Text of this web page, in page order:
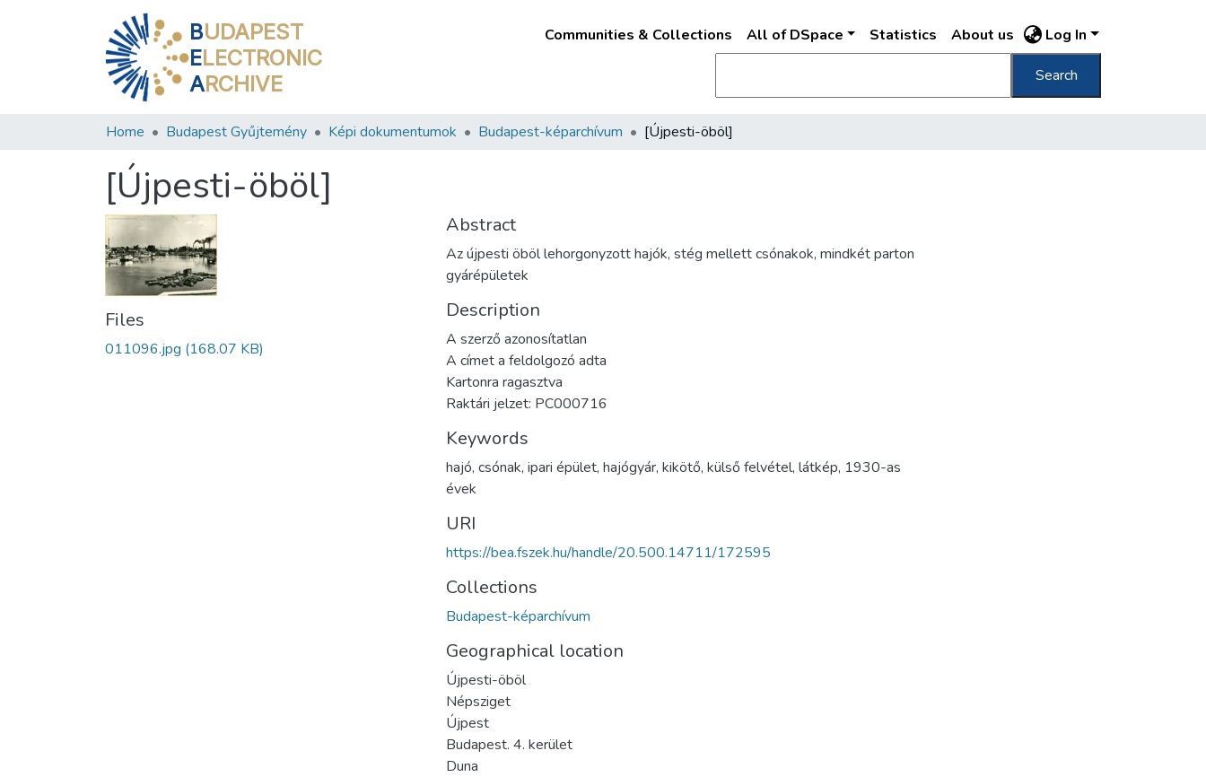
BUDAPEST
ELECTRONIC
ARCHIVE
Communities & Collections All of DSpace Statistics About us Log In
Search
Home Budapest Gyűjtemény Képi dokumentumok Budapest-képarchívum [Újpesti-öböl]
[Újpesti-öböl]
Files
011096.jpg (168.07 KB)
Abstract
Az újpesti öböl lehorgonyzott hajók, stég mellett csónakok, mindkét parton
gyárépületek
Description
A szerző azonosítatlan
A címet a feldolgozó adta
Kartonra ragasztva
Raktári jelzet: PC000716
Keywords
hajó, csónak, ipari épület, hajógyár, kikötő, külső felvétel, látkép, 1930-as
évek
URI
https://bea.fszek.hu/handle/20.500.14711/172595
Collections
Budapest-képarchívum
Geographical location
Újpesti-öböl
Népsziget
Újpest
Budapest. 4. kerület
Duna